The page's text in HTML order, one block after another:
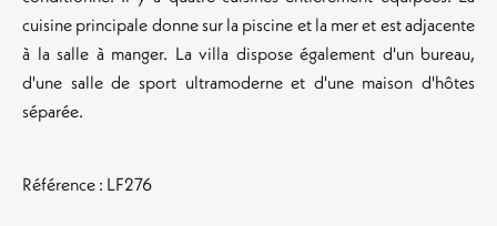
cuisine principale donne sur la piscine et la mer et est adjacente
à la salle à manger. La villa dispose également d'un bureau,
d'une salle de sport ultramoderne et d'une maison d'hôtes
séparée.
Référence : LF276